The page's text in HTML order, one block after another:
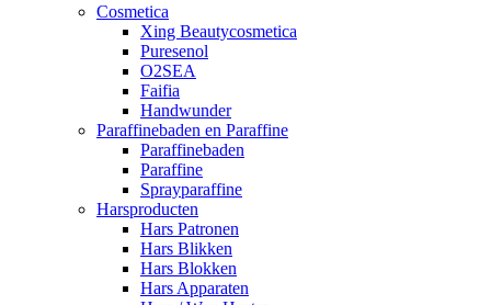
Cosmetica
Xing Beautycosmetica
Puresenol
O2SEA
Faifia
Handwunder
Paraffinebaden en Paraffine
Paraffinebaden
Paraffine
Sprayparaffine
Harsproducten
Hars Patronen
Hars Blikken
Hars Blokken
Hars Apparaten